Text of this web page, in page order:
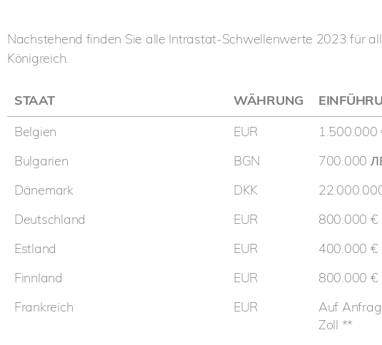
Nachstehend finden Sie alle Intrastat-Schwellenwerte 2023 für
Königreich.
STAAT WÄHRUNG
Belgien
EUR 1.500.000
Bulgarien
BGN 700.000
Dänemark
DKK
Deutschland
EUR 800.000 €
Estland
EUR 400.000 €
Finnland
EUR 800.000 €
Frankreich
EUR
Auf
Zoll **